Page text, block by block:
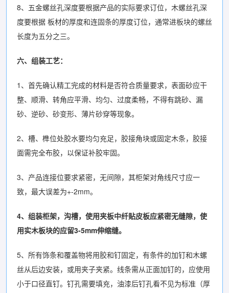
8、五金螺丝孔深度要根据产品的实际要求订位，木螺丝孔深
度要根据 板材的厚度和连固条的厚度订位，通常进板块的螺丝
长度为五分之三。
六、组装工艺：
1、首先确认精工完成的材料是否符合质量要求，表面砂应干
整、顺滑、转角应平滑、均匀、过度柔畅，不得有跳砂、漏
砂、逆砂、砂变形、薄片砂穿等现象。
2、槽、榫位处胶水要均匀充足，胶接角块或固定木条，胶接
面需完全布胶，以保证补胶牢固。
3、产品连接位要求紧密，无间隙，其柜架对角线尺寸应一
致，最大误差为+-2mm。
4、组装柜架，沟槽，使用夹板中纤贴皮板应紧密无缝隙，使
用实木板块的应留3-5mm伸缩缝。
5、所有饰条和覆盖物将用胶和钉固定，有条件的加钉和木螺
丝从后边安装，或用夹子夹紧。线条需从正面加钉的，应使用
小于口径直钉。钉孔需要填充，油漆后钉孔看不见为标准（厚